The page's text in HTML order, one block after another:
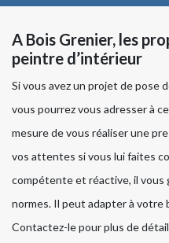
A Bois Grenier, les
peintre d’intérieur
Si vous avez un projet de pose
vous pourrez vous adresser à
mesure de vous réaliser une
vos attentes si vous lui faites
compétente et réactive, il
normes. Il peut adapter à
Contactez-le pour plus de